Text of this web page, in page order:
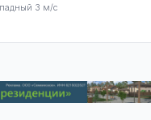
3 м/с